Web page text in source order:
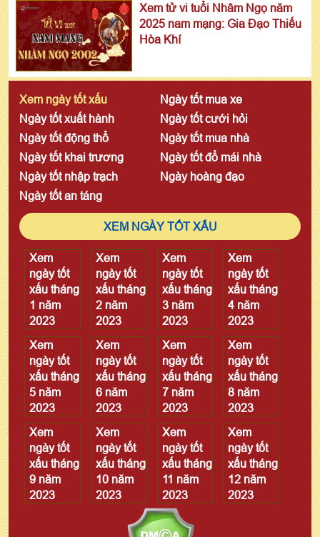
Xem tử vi tuổi Nhâm Ngọ năm
2025 nam mạng: Gia Đạo Thiếu
Hòa Khí
Xem ngày tốt xấu
Ngày tốt mua xe
Ngày tốt xuất hành
Ngày tốt cưới hỏi
Ngày tốt động thổ
Ngày tốt mua nhà
Ngày tốt khai trương
Ngày tốt đổ mái nhà
Ngày tốt nhập trạch
Ngày hoàng đạo
Ngày tốt an táng
XEM NGÀY TỐT XẤU
Xem
ngày tốt
xấu tháng
1 năm
2023
Xem
ngày tốt
xấu tháng
2 năm
2023
Xem
ngày tốt
xấu tháng
3 năm
2023
Xem
ngày tốt
xấu tháng
4 năm
2023
Xem
ngày tốt
xấu tháng
5 năm
2023
Xem
ngày tốt
xấu tháng
6 năm
2023
Xem
ngày tốt
xấu tháng
7 năm
2023
Xem
ngày tốt
xấu tháng
8 năm
2023
Xem
ngày tốt
xấu tháng
9 năm
2023
Xem
ngày tốt
xấu tháng
10 năm
2023
Xem
ngày tốt
xấu tháng
11 năm
2023
Xem
ngày tốt
xấu tháng
12 năm
2023